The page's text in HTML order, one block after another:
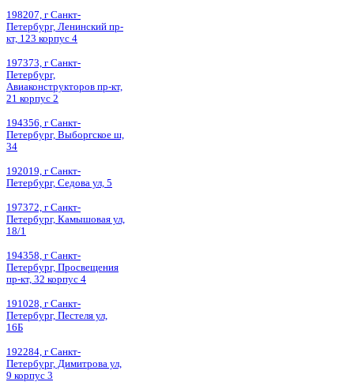
198207, г Санкт-
Петербург, Ленинский пр-
кт, 123 корпус 4
197373, г Санкт-
Петербург,
Авиаконструкторов пр-кт,
21 корпус 2
194356, г Санкт-
Петербург, Выборгское ш,
34
192019, г Санкт-
Петербург, Седова ул, 5
197372, г Санкт-
Петербург, Камышовая ул,
18/1
194358, г Санкт-
Петербург, Просвещения
пр-кт, 32 корпус 4
191028, г Санкт-
Петербург, Пестеля ул,
16Б
192284, г Санкт-
Петербург, Димитрова ул,
9 корпус 3